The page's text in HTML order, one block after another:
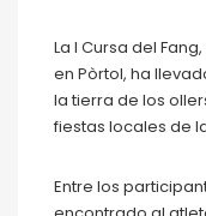
La I Cursa del
en Pòrtol, ha
la tierra de los
fiestas locales de
Entre los